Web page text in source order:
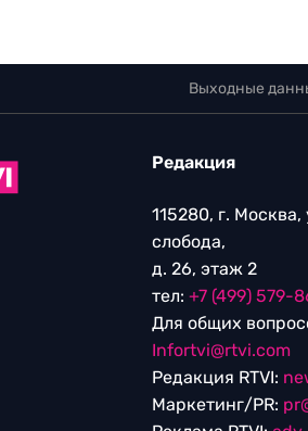
Выходные
Редакция
115280, г.
слобода,
д. 26, этаж 2
тел: +7 (499) 579-
Для общих
Infortvi@rtvi.com
Редакция RTVI:
Маркетинг/PR: